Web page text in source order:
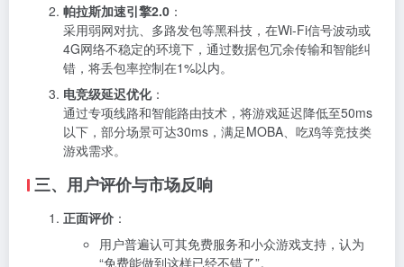
帕拉斯加速引擎2.0 ：
采用弱网对抗、多路发包等黑科技，在Wi-Fi信号波动或
4G网络不稳定的环境下，通过数据包冗余传输和智能纠
错，将丢包率控制在1%以内。
电竞级延迟优化：
通过专项线路和智能路由技术，将游戏延迟降低至50ms
以下，部分场景可达30ms，满足MOBA、吃鸡等竞技类
游戏需求。
三、用户评价与市场反响
正面评价 ：
用户普遍认可其免费服务和小众游戏支持，认为
“免费能做到这样已经不错了”。